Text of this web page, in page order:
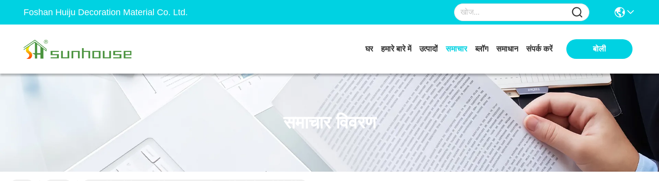
Foshan Huiju Decoration Material Co. Ltd.
घर हमारे बारे में उत्पादों समाचार ब्लॉग समाधान संपर्क करें बोली
समाचार विवरण